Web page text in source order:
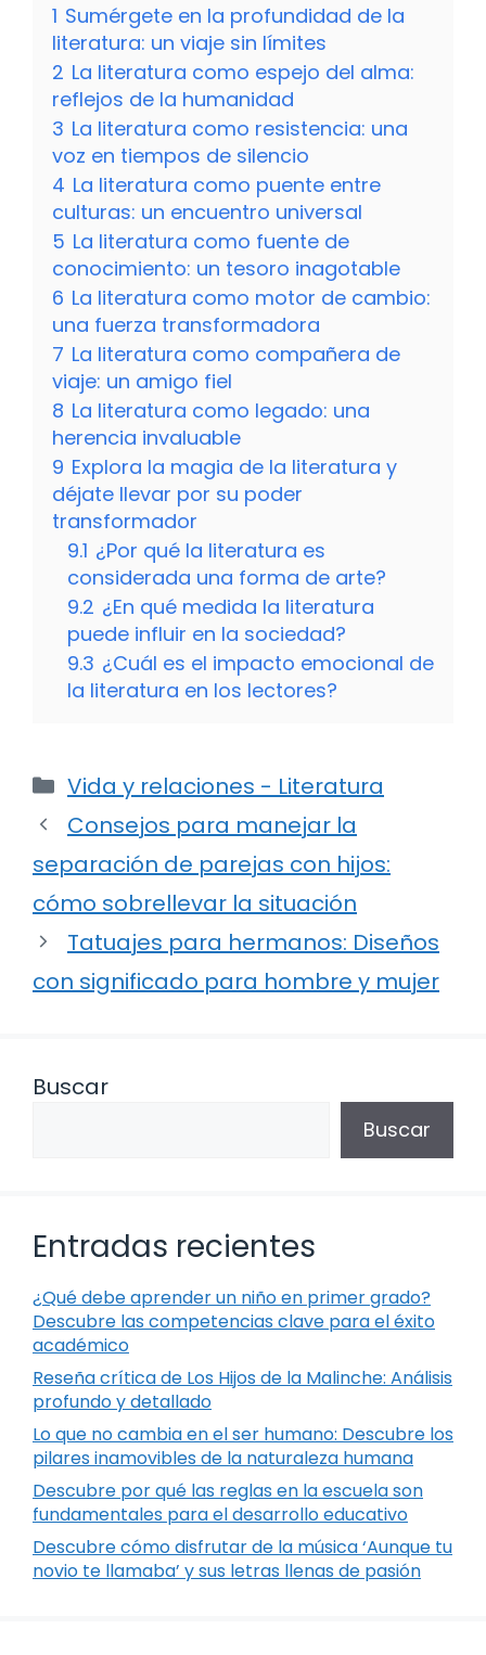
1 Sumérgete en la profundidad de la
literatura: un viaje sin límites
2 La literatura como espejo del alma:
reflejos de la humanidad
3 La literatura como resistencia: una
voz en tiempos de silencio
4 La literatura como puente entre
culturas: un encuentro universal
5 La literatura como fuente de
conocimiento: un tesoro inagotable
6 La literatura como motor de cambio:
una fuerza transformadora
7 La literatura como compañera de
viaje: un amigo fiel
8 La literatura como legado: una
herencia invaluable
9 Explora la magia de la literatura y
déjate llevar por su poder
transformador
9.1 ¿Por qué la literatura es
considerada una forma de arte?
9.2 ¿En qué medida la literatura
puede influir en la sociedad?
9.3 ¿Cuál es el impacto emocional de
la literatura en los lectores?
Categorías
Vida y relaciones - Literatura
Consejos para manejar la
separación de parejas con hijos:
cómo sobrellevar la situación
Tatuajes para hermanos: Diseños
con significado para hombre y mujer
Buscar
Buscar
Entradas recientes
¿Qué debe aprender un niño en primer grado?
Descubre las competencias clave para el éxito
académico
Reseña crítica de Los Hijos de la Malinche: Análisis
profundo y detallado
Lo que no cambia en el ser humano: Descubre los
pilares inamovibles de la naturaleza humana
Descubre por qué las reglas en la escuela son
fundamentales para el desarrollo educativo
Descubre cómo disfrutar de la música ‘Aunque tu
novio te llamaba’ y sus letras llenas de pasión